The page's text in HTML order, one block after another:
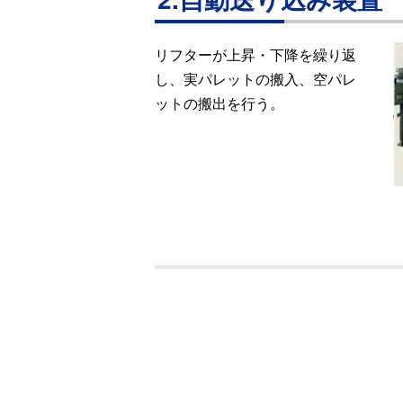
リフターが上昇・下降を繰り返
し、実パレットの搬入、空パレ
ットの搬出を行う。